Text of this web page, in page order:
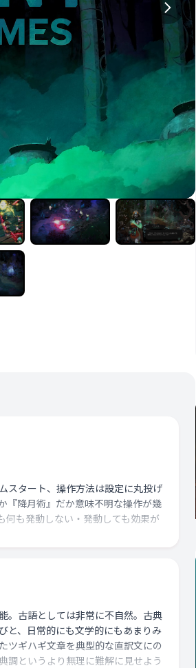
スタート、操作方法は設定に丸投げ
『降月術』だか意味不明な操作が幾
何も発動しない・発動しても効果が
分からない
の簡単なステージだったが、４か５
高くなってタコ殴りにされる
違えてる
。古語としては非常に不自然。古典
と、日常的にも文学的にもあまりみ
ツギハギ文章を典型的な直訳文にの
調というより無理に難解に見せよう